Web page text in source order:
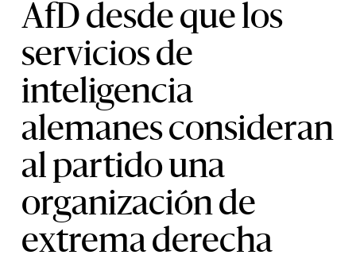
AfD desde que los
servicios de
inteligencia
alemanes consideran
al partido una
organización de
extrema derecha